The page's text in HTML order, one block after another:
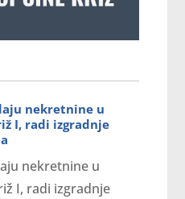
nekretnine u
I, radi izgradnje
nekretnine u
I, radi izgradnje